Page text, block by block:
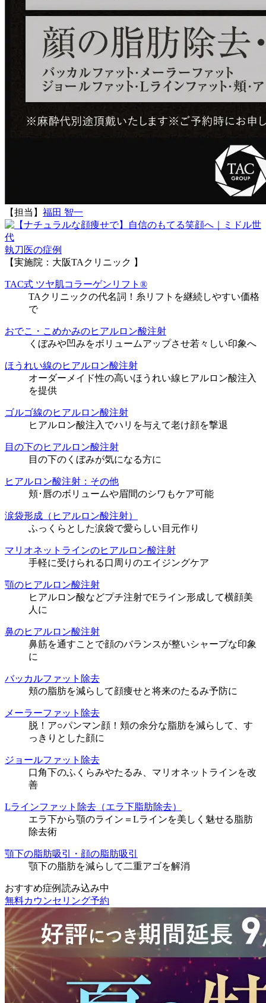
【担当】 福田 智一
執刀医の症例
【実施院：大阪TAクリニック 】
TAC式 ツヤ肌コラーゲンリフト®
TAクリニックの代名詞！糸リフトを継続しやすい価格
で
おでこ・こめかみのヒアルロン酸注射
くぼみや凹みをボリュームアップさせ若々しい印象へ
ほうれい線のヒアルロン酸注射
オーダーメイド性の高いほうれい線ヒアルロン酸注入
を提供
ゴルゴ線のヒアルロン酸注射
ヒアルロン酸注入でハリを与えて老け顔を撃退
目の下のヒアルロン酸注射
目の下のくぼみが気になる方に
ヒアルロン酸注射：その他
頬･唇のボリュームや眉間のシワもケア可能
涙袋形成（ヒアルロン酸注射）
ふっくらとした涙袋で愛らしい目元作り
マリオネットラインのヒアルロン酸注射
手軽に受けられる口周りのエイジングケア
顎のヒアルロン酸注射
ヒアルロン酸などプチ注射でEライン形成して横顔美
人に
鼻のヒアルロン酸注射
鼻筋を通すことで顔のバランスが整いシャープな印象
に
バッカルファット除去
頬の脂肪を減らして顔痩せと将来のたるみ予防に
メーラーファット除去
脱！ア○パンマン顔！頬の余分な脂肪を減らして、す
っきりとした顔に
ジョールファット除去
口角下のふくらみやたるみ、マリオネットラインを改
善
Lラインファット除去（エラ下脂肪除去）
エラ下から顎のライン＝Lラインを美しく魅せる脂肪
除去術
顎下の脂肪吸引・顔の脂肪吸引
顎下の脂肪を減らして二重アゴを解消
おすすめ症例読み込み中
無料カウンセリング予約